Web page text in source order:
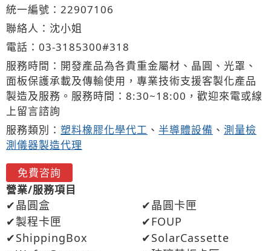
統一編號：22907106
聯絡人：沈小姐
電話： 03-31 85300#318
服務時間：開發產品為各貴重金屬材、晶圓、光罩、
面板保護承載及傳輸使用，專業技術支援客製化產品
製造及服務。服務時間：8:30~18:00，歡迎來電或線
上留言諮詢
服務類別： 塑料橡膠化學代工 、 半導體設備 、 測量檢
測儀器製造代理
免費咨詢
營業/服務項目
晶圓盒
晶圓卡匣
製程卡匣
FOUP
ShippingBox
SolarCassette